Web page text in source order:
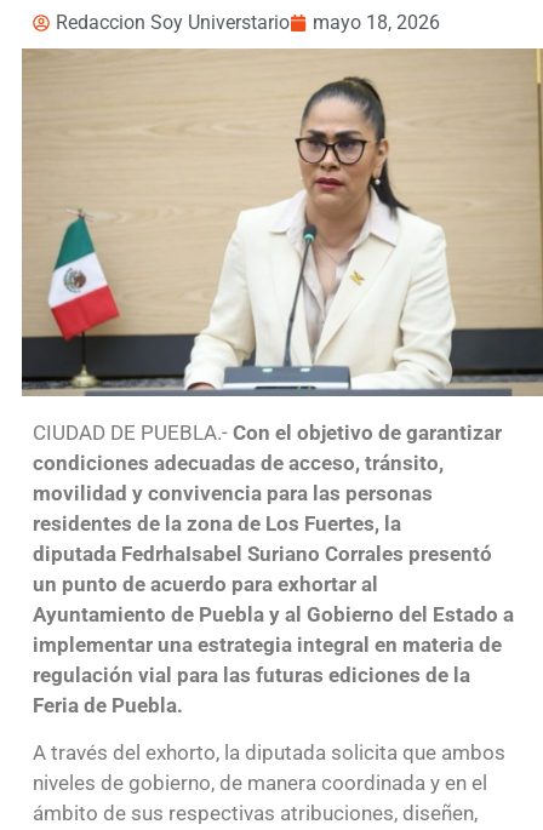
Redaccion Soy Universtario mayo 18, 2026
CIUDAD DE PUEBLA.- Con el objetivo de garantizar
condiciones adecuadas de acceso, tránsito,
movilidad y convivencia para las personas
residentes de la zona de Los Fuertes, la
diputada FedrhaIsabel Suriano Corrales presentó
un punto de acuerdo para exhortar al
Ayuntamiento de Puebla y al Gobierno del Estado a
implementar una estrategia integral en materia de
regulación vial para las futuras ediciones de la
Feria de Puebla.
A través del exhorto, la diputada solicita que ambos
niveles de gobierno, de manera coordinada y en el
ámbito de sus respectivas atribuciones, diseñen,